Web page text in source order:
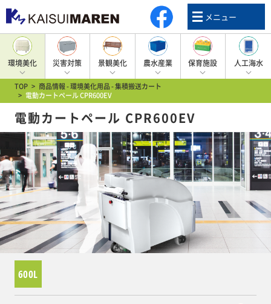
メニュー
環境美化 災害対策 景観美化 農水産業 保育施設 人工海水
環境美化用品トップ
大型ゴミ箱(プラスチック)
大型ゴミステーション(金属)
分別ゴミ箱
災害対策用品トップ
防災グッズ収納BOX
多目的収納BOX
景観美化用品トップ
プランター
ベンチ
農水産業用品トップ
大型FRP水槽
大型容器(プラスチック)
水産漁業・容器
保育施設用品トップ
幼稚園保育園用品
人工海水用品トップ
人工海水
TOP > 商品情報 - 環境美化用品 - 集積搬送カート
> 電動カートペール CPR600EV
電動カートペール CPR600EV
600L